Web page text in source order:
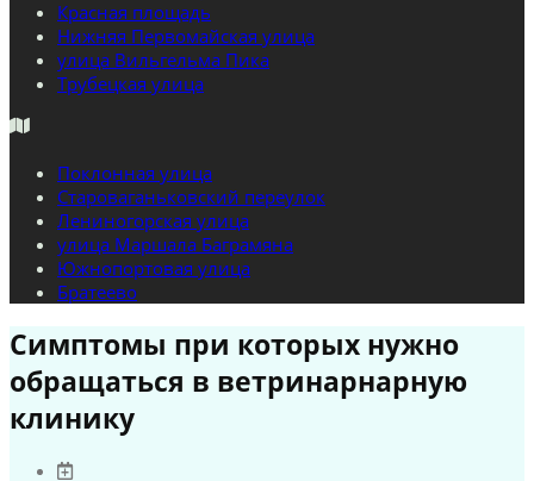
Красная площадь
Нижняя Первомайская улица
улица Вильгельма Пика
Трубецкая улица
Поклонная улица
Староваганьковский переулок
Лениногорская улица
улица Маршала Баграмяна
Южнопортовая улица
Братеево
Симптомы при которых нужно
обращаться в ветринарнарную
клинику